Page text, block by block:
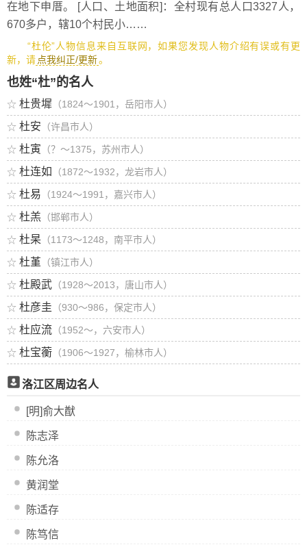
在地下申厝。 [人口、土地面积]：全村现有总人口3327人，
670多户，辖10个村民小……
“杜伦”人物信息来自互联网，如果您发现人物介绍有误或有更
新，请 点我纠正/更新。
也姓“杜”的名人
☆ 杜贵墀 （1824～1901，岳阳市人）
☆ 杜安 （许昌市人）
☆ 杜寅 （？～1375，苏州市人）
☆ 杜连如 （1872～1932，龙岩市人）
☆ 杜易 （1924～1991，嘉兴市人）
☆ 杜羔 （邯郸市人）
☆ 杜杲 （1173～1248，南平市人）
☆ 杜堇 （镇江市人）
☆ 杜殿武 （1928～2013，唐山市人）
☆ 杜彦圭 （930～986，保定市人）
☆ 杜应流 （1952～，六安市人）
☆ 杜宝蘅 （1906～1927，榆林市人）
洛江区周边名人
[明]俞大猷
陈志泽
陈允洛
黄润堂
陈适存
陈笃信